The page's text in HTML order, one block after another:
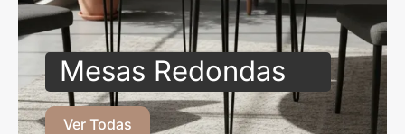
Mesas Redondas
Ver Todas